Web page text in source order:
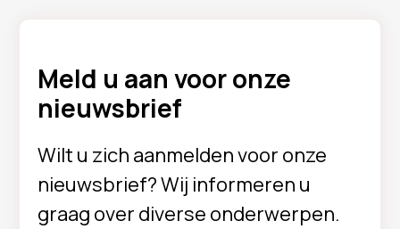
Meld u aan voor onze
nieuwsbrief
Wilt u zich aanmelden voor onze
nieuwsbrief? Wij informeren u
graag over diverse onderwerpen.